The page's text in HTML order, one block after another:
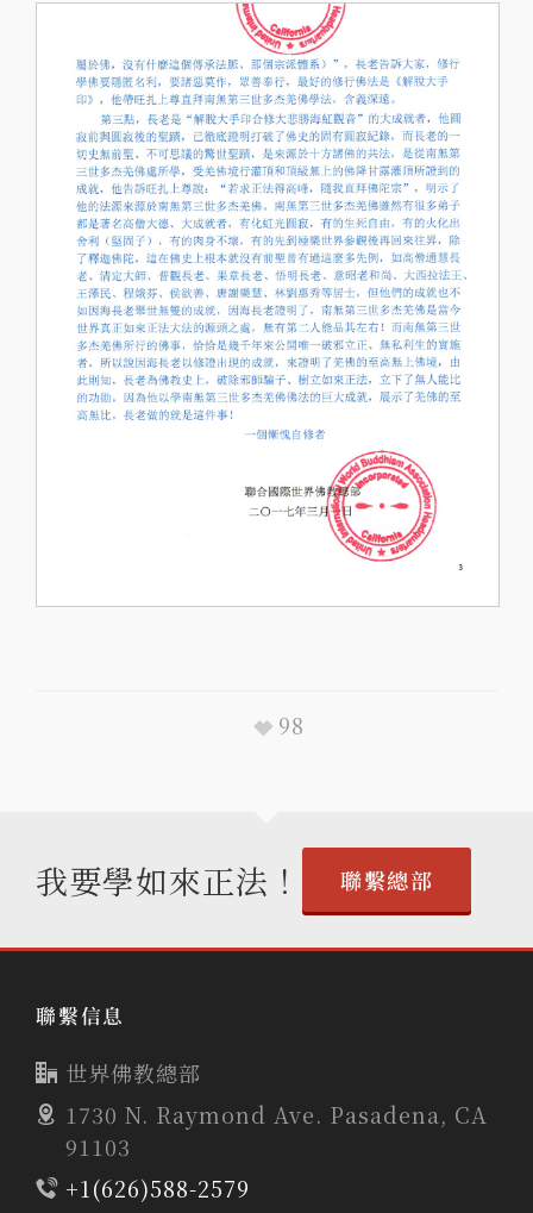
98
我要學如來正法！ 聯繫總部
聯繫信息
世界佛教總部
1730 N. Raymond Ave. Pasadena, CA
91103
+1(626)588-2579